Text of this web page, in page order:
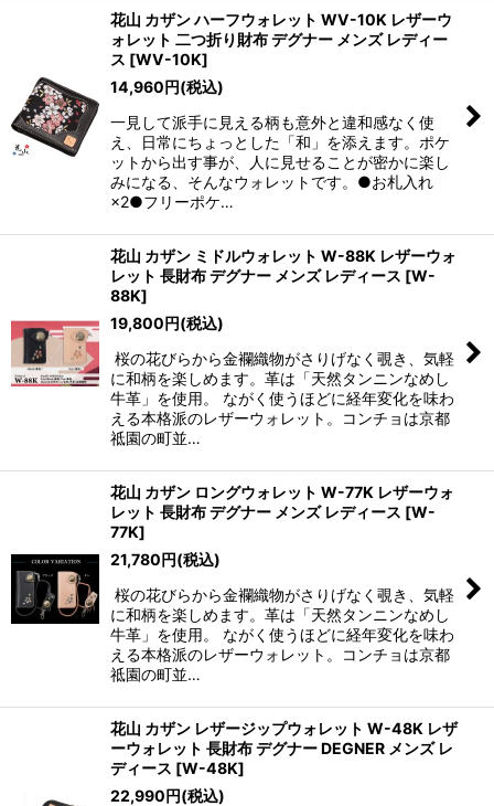
花山 カザン ハーフウォレット WV-10K レザーウ
ォレット 二つ折り財布 デグナー メンズ レディー
ス [WV-10K]
14,960円(税込)
一見して派手に見える柄も意外と違和感なく使
え、日常にちょっとした「和」を添えます。ポケ
ットから出す事が、人に見せることが密かに楽し
みになる、そんなウォレットです。●お札入れ
×2●フリーポケ…
花山 カザン ミドルウォレット W-88K レザーウォ
レット 長財布 デグナー メンズ レディース [W-
88K]
19,800円(税込)
桜の花びらから金襴織物がさりげなく覗き、気軽
に和柄を楽しめます。革は「天然タンニンなめし
牛革」を使用。 ながく使うほどに経年変化を味わ
える本格派のレザーウォレット。コンチョは京都
祗園の町並…
花山 カザン ロングウォレット W-77K レザーウォ
レット 長財布 デグナー メンズ レディース [W-
77K]
21,780円(税込)
桜の花びらから金襴織物がさりげなく覗き、気軽
に和柄を楽しめます。革は「天然タンニンなめし
牛革」を使用。 ながく使うほどに経年変化を味わ
える本格派のレザーウォレット。コンチョは京都
祗園の町並…
花山 カザン レザージップウォレット W-48K レザ
ーウォレット 長財布 デグナー DEGNER メンズ レ
ディース [W-48K]
22,990円(税込)